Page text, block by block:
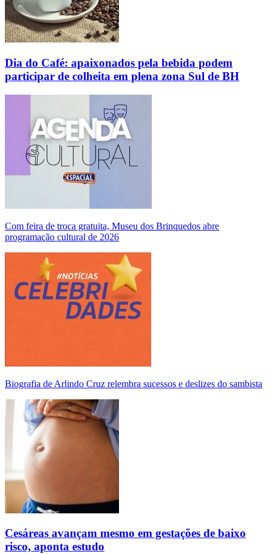
Dia do Café: apaixonados pela bebida podem
participar de colheita em plena zona Sul de BH
Com feira de troca gratuita, Museu dos Brinquedos abre
programação cultural de 2026
Biografia de Arlindo Cruz relembra sucessos e deslizes do sambista
Cesáreas avançam mesmo em gestações de baixo
risco, aponta estudo